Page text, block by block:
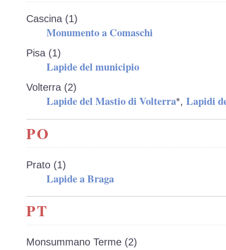
Cascina (1)
Monumento a Comaschi
Pisa (1)
Lapide del municipio
Volterra (2)
Lapide del Mastio di Volterra*, Lapidi
PO
Prato (1)
Lapide a Braga
PT
Monsummano Terme (2)